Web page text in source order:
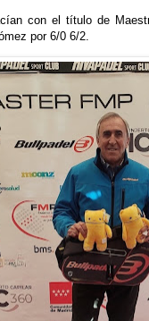
con el título de
por 6/0 6/2.